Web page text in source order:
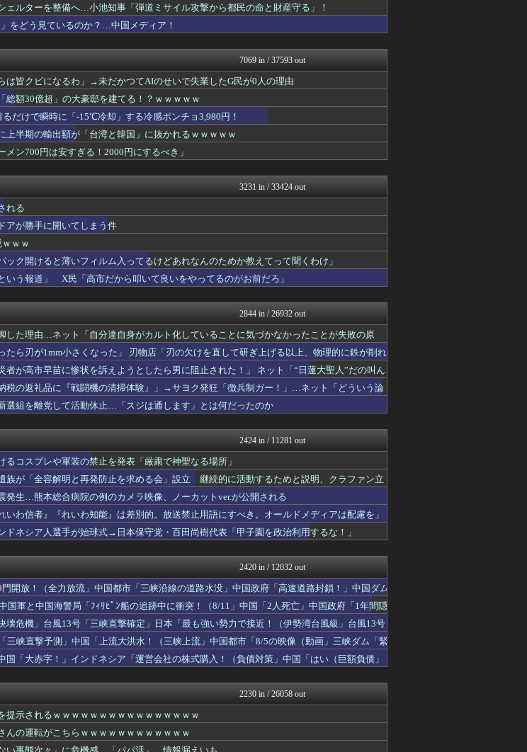
響か 懲役7年求刑の裏側
モッコスヌ〜ン
国難にあってもの申す！！
鉄筋ゼロ 当局「接着剤でくっつけただ...
保守速報
除、その瞬間に周囲で見守っていた観...
U-1 NEWS.
だが
ふぇー速
が99円セールｗｗｗｗｗｗｗｗｗｗｗ...
watch＠２ちゃんねる
、引くも地獄」3党合流で浮上できるの...
日本第一！ニュース録
民「高市だから叩いて良いをやってるの...
まとめたニュース
高原まつり中止
ガハろぐNewsヽ(･ω･...
年の日韓レーダー照射...
億円…習近平が愛国心を煽った結果、...
反日愚国 恨寓瘻
！なにわ筋線の新型特急が凄そう
NEWSまとめもりー｜2c...
ート幹部職員、バスローブ姿でタバコを...
おーるじゃんる
せば核戦争が始まる！」→ 観衆のマジ...
い」⇒「もちろん中国の核も非難する？...
備へ…小池知事「弾道ミサイル攻撃から都...
軍事・ミリタリー速報☆彡
大艦巨砲主義！
込んだ米が売れず「損切り祭り」開幕...
痛いニュース(ﾉ∀`)
仮眠を取っていたｗｗｗｗｗｗｗｗｗｗ...
watch＠２ちゃんねる
にとんでもない秘密をバレて震える・・...
オレ的ゲーム速報＠刃
株式会社に社名変更
常識的に考えた
官房長官
黒マッチョニュース
まう
かせまと！
少女10人被害か、動画770本 男を...
みそパンNEWS
惨状を訴えようとしたら男に阻止された...
モナニュース
すぎる！2000円にするべき」
投資ちゃんねる
隊長」と呼ばれる
ネトウヨにゅーす
地埋葬法」の改正を要請 国と都が連携し...
もえるあじあ(･∀･)
のようなもの海中に投入 外務省が抗...
国難にあってもの申す！！
いてしまう件
にゅーすアルー！
保険加入を勧められた推し活民が反発...
U-1 NEWS.
還元」セール！6,336円分返って...
オレ的ゲーム速報＠刃
売
まとめたニュース
離れ」が始まる
かせまと！
埋もれた存在感 「進むも地獄、引くも...
反日愚国 恨寓瘻
「おことば」にネット民驚嘆
NEWSまとめもりー｜2c...
ータセンター建てるわ」
FX2ちゃんねる｜投資系ま...
投資ちゃんねる
、研究者の削減不可避
常識的に考えた
民「こんな姿初めて見た」 オレ的ゲーム速報＠刃
ェルターを整備へ…小池知事「弾道ミサイル攻撃から都民の命と財産守る」！
をどう見ているのか？…中国メディア！
7069 in / 37593 out
は皆クビになるわ」→未だかつてAIのせいで失業したG民が0人の理由
総額30億超」の大豪邸を建てる！？ｗｗｗｗｗ
るだけで瞬時に「-15℃冷却」する冷感ポンチョ3,980円！
上半期の輸出額が「台湾と韓国」に抜かれるｗｗｗｗｗ
ン700円は安すぎる！2000円にするべき」
3231 in / 33424 out
れる
アが勝手に開いてしまう件
ｗｗ
ック開けると薄いフィルム入ってるけどあれなんのためか教えてって聞くわけ」
いう報道」 X民「高市だから叩いて良いをやってるのがお前だろ」
2844 in / 26932 out
した理由…ネット「自分達自身がカルト化していることに気づかなかったことが失敗の原
たら刃が1mm小さくなった」 刃物店「刃の欠けを直して研ぎ上げる以上、物理的に鉄が削れ
なんですが…」
者が高市早苗に惨状を訴えようとしたら男に阻止された！」 ネット「“日蓮大聖人”だの叫ん
うにしてるだけ」
税の返礼品に『戦闘機の清掃体験』」→サヨク発狂「徴兵制ガー！」…ネット「どういう論
至ったんだ？」
選組を離党して活動休止…「スジは通します」とは何だったのか
2424 in / 11281 out
るコスプレや軍装の禁止を発表「厳粛で神聖なる場所」
族が「全容解明と再発防止を求める会」設立 継続的に活動するためと説明、クラファン立
発生…熊本総合病院の例のカメラ映像、ノーカットver.が公開される
いわ信者』『れいわ知能』は差別的。放送禁止用語にすべき。オールドメディアは配慮を」
誕してしまうw
ドネシア人選手が始球式→日本保守党・百田尚樹代表「甲子園を政治利用するな！」
2420 in / 12032 out
開放！（全力放流」中国都市「三峡沿線の道路水没」中国政府「高速道路封鎖！」中国ダム
砂崩れ発生」→
国軍と中国海警局「ﾌｨﾘﾋﾟﾝ船の追跡中に衝突！（8/11」中国「2人死亡」中国政府「1年間隠
！（2026年」→
壊危機」台風13号「三峡直撃確定」日本「最も強い勢力で接近！（伊勢湾台風級」台風13号
う（前代未聞」→
三峡直撃予測」中国「上流大洪水！（三峡上流」中国都市「8/5の映像（動画」三峡ダム「緊
大水害（震え声」→
国「大赤字！」インドネシア「運営会社の株式購入！（負債対策」中国「はい（巨額負債」
2230 in / 26058 out
提示されるｗｗｗｗｗｗｗｗｗｗｗｗｗｗｗｗ
んの運転がこちらｗｗｗｗｗｗｗｗｗｗｗｗ